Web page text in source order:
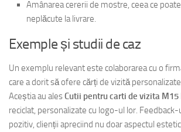
Amânarea cererii de mostre, ceea ce
neplăcute la livrare.
Exemple și studii de caz
Un exemplu relevant este colaborarea cu o
care a dorit să ofere cărți de vizită
Aceștia au alesCutii pentru carti de vizita M15
reciclat, personalizate cu logo-ul lor.
pozitiv, clienții apreciind nu doar aspectul